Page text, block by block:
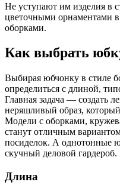
Не уступают им изделия в
цветочными орнаментами
оборками.
Как выбрать
Выбирая юбчонку в стиле
определиться с длиной,
Главная задача — создать
неряшливый образ,
Модели с оборками,
станут отличным
посиделок. А однотонные
скучный деловой гардероб.
Длина